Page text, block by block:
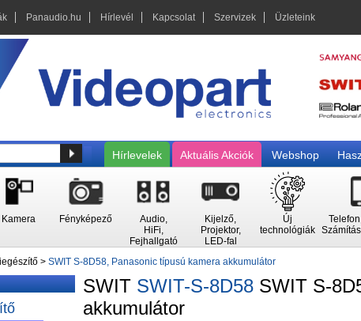
Panaudio.hu Hírlevél Kapcsolat Szervizek Üzleteink
Hírlevelek
Aktuális Akciók Webshop
Kamera Fényképező
Audio,
HiFi,
Fejhallgató
Kijelző,
Projektor,
LED-fal
Új
technológiák
> SWIT S-8D58, Panasonic típusú kamera akkumulátor
SWIT SWIT-S-8D58 SWIT S-
akkumulátor